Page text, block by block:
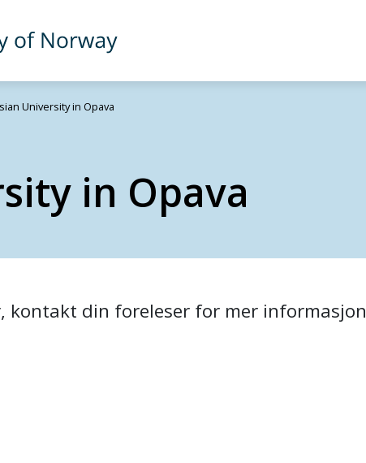
University in Opava
in Opava
kontakt din foreleser for mer informasjon